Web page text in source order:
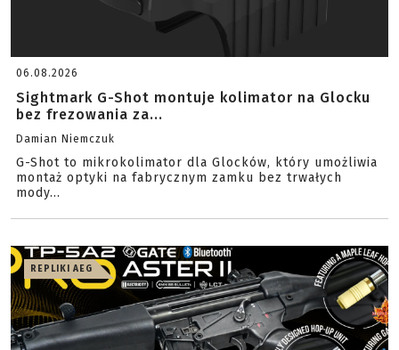
06.08.2026
Sightmark G-Shot montuje kolimator na Glocku
bez frezowania za...
Damian Niemczuk
G-Shot to mikrokolimator dla Glocków, który umożliwia
montaż optyki na fabrycznym zamku bez trwałych
mody...
REPLIKI AEG